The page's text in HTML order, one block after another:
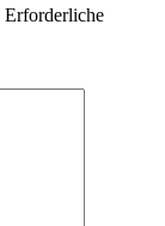
Erforderliche